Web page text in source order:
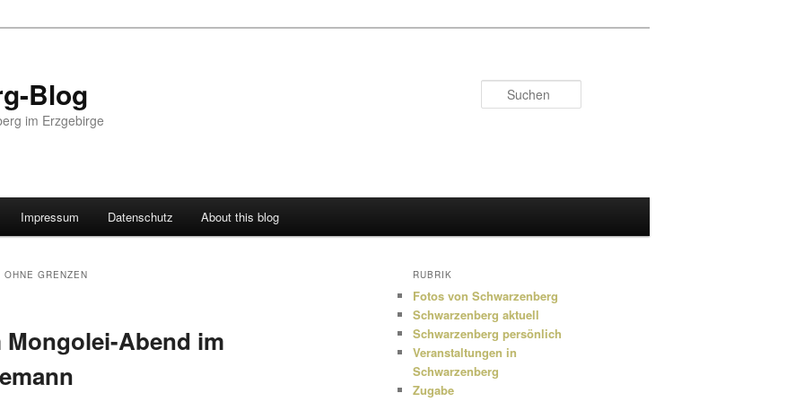
Blog
im Erzgebirge
Impressum Datenschutz About this blog
OHNE GRENZEN
Abend im
RUBRIK
Fotos von Schwarzenberg
Schwarzenberg aktuell
Schwarzenberg persönlich
Veranstaltungen in
Schwarzenberg
Zugabe